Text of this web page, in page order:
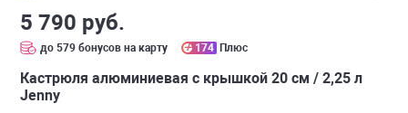
5 790 руб.
до 579 бонусов на карту 174 Плюс
Кастрюля алюминиевая с крышкой 20 см / 2,25 л
Jenny